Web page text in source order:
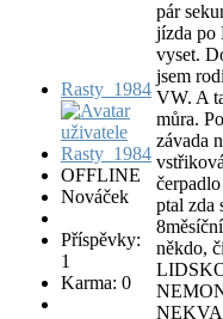
Rasty_1984
OFFLINE
Nováček
Příspěvky:
1
Karma: 0
pár
jízda po
vyset.
jsem
VW. A
můra.
závada
ptal zda
někdo,